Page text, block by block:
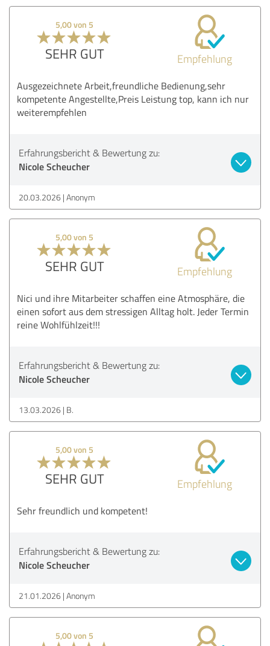
5,00 von 5
SEHR GUT Empfehlung
Ausgezeichnete Arbeit,freundliche Bedienung,sehr
kompetente Angestellte,Preis Leistung top, kann ich nur
weiterempfehlen
Erfahrungsbericht & Bewertung zu:
Nicole Scheucher
20.03.2026 Anonym
5,00 von 5
SEHR GUT Empfehlung
Nici und ihre Mitarbeiter schaffen eine Atmosphäre, die
einen sofort aus dem stressigen Alltag holt. Jeder Termin
reine Wohlfühlzeit!!!
Erfahrungsbericht & Bewertung zu:
Nicole Scheucher
13.03.2026 B.
5,00 von 5
SEHR GUT Empfehlung
Sehr freundlich und kompetent!
Erfahrungsbericht & Bewertung zu:
Nicole Scheucher
21.01.2026 Anonym
5,00 von 5